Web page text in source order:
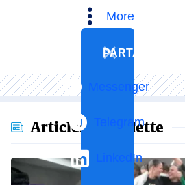
More
PARTAGER
Messenger
Telegram
LinkedIn
Articles en vedette